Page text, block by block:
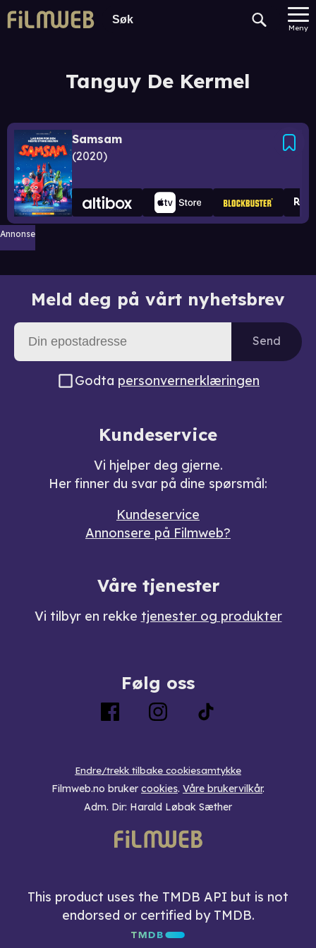
Meny
Tanguy De Kermel
Samsam
2020
Annonse
Meld deg på vårt nyhetsbrev
Send
Godta personvernerklæringen
Kundeservice
Vi hjelper deg gjerne.
Her finner du svar på dine spørsmål:
Kundeservice
Annonsere på Filmweb?
Våre tjenester
Vi tilbyr en rekke tjenester og produkter
Følg oss
Endre/trekk tilbake cookiesamtykke
Filmweb.no bruker cookies. Våre brukervilkår.
Adm. Dir: Harald Løbak Sæther
This product uses the TMDB API but is not
endorsed or certified by TMDB.